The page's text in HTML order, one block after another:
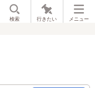
検索 行きたい メニュー